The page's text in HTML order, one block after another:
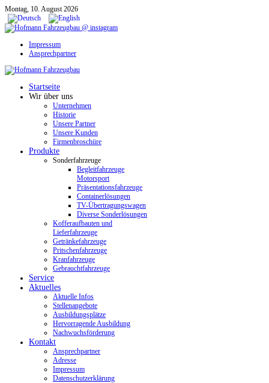
Montag, 10. August 2026
Impressum
Ansprechpartner
Startseite
Wir über uns
Unternehmen
Historie
Unsere Partner
Unsere Kunden
Firmenbroschüre
Produkte
Sonderfahrzeuge
Begleitfahrzeuge
Motorsport
Präsentationsfahrzeuge
Containerlösungen
TV-Übertragungswagen
Diverse Sonderlösungen
Kofferaufbauten und
Lieferfahrzeuge
Getränkefahrzeuge
Pritschenfahrzeuge
Kranfahrzeuge
Gebrauchtfahrzeuge
Service
Aktuelles
Aktuelle Infos
Stellenangebote
Ausbildungsplätze
Hervorragende Ausbildung
Nachwuchsförderung
Kontakt
Ansprechpartner
Adresse
Impressum
Datenschutzerklärung